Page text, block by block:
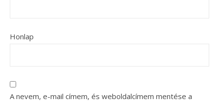
Honlap
A nevem, e-mail címem, és weboldalcímem mentése a